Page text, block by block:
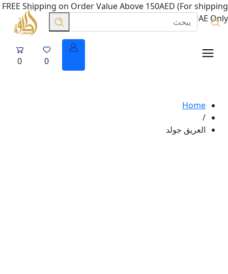
FREE Shipping on Order Value Above 150AED (For shipping
in UAE Only.
0
0
Home
/
العريق جولد